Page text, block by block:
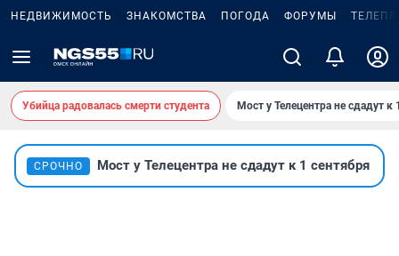
НЕДВИЖИМОСТЬ ЗНАКОМСТВА ПОГОДА ФОРУМЫ
Убийца радовалась смерти студента Мост у Телецентра не сдадут к
СРОЧНО Мост у Телецентра не сдадут к 1 сентября